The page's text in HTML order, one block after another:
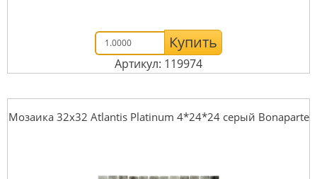
Купить
Артикул: 119974
Мозаика 32x32 Atlantis Platinum 4*24*24 серый Bonaparte